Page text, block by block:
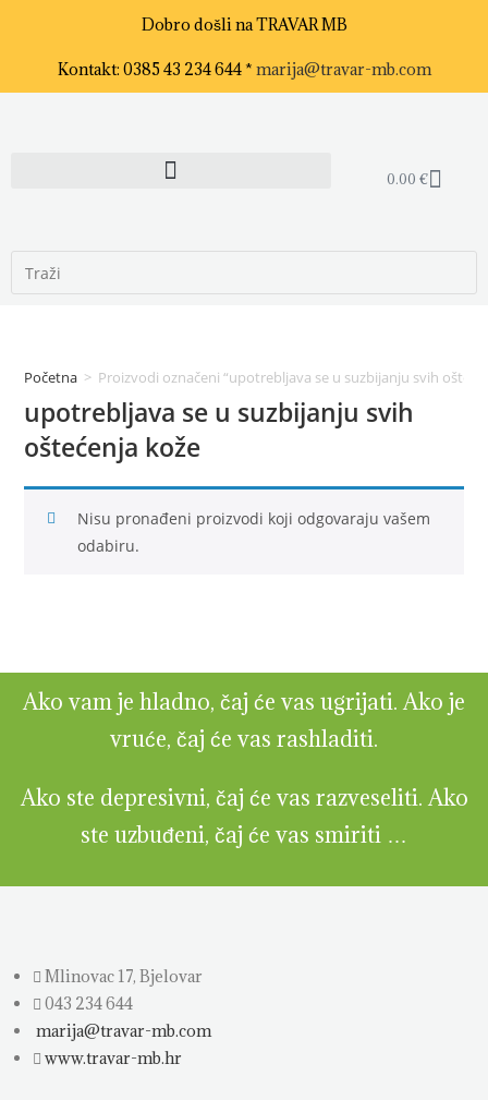
Dobro došli na TRAVAR MB
Kontakt: 0385 43 234 644 * marija@travar-mb.com
0.00€
Početna > Proizvodi označeni “upotrebljava se u suzbijanju svih
upotrebljava se u suzbijanju svih
oštećenja kože
Nisu pronađeni proizvodi koji odgovaraju vašem
odabiru.
Ako vam je hladno, čaj će vas ugrijati. Ako je
vruće, čaj će vas rashladiti.
Ako ste depresivni, čaj će vas razveseliti. Ako
ste uzbuđeni, čaj će vas smiriti …
Mlinovac 17, Bjelovar
043 234 644
marija@travar-mb.com
www.travar-mb.hr